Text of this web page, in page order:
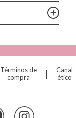
Términos de
compra
|
Canal
ético